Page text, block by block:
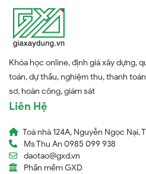
Khóa học online, định giá xây dựng,
toán, dự thầu, nghiệm thu, thanh
sơ, hoàn công, giám sát
Liên Hệ
Toà nhà 124A, Nguyễn Ngọc Nại,
Ms Thu An 0985 099 938
daotao@gxd.vn
Phần mềm GXD